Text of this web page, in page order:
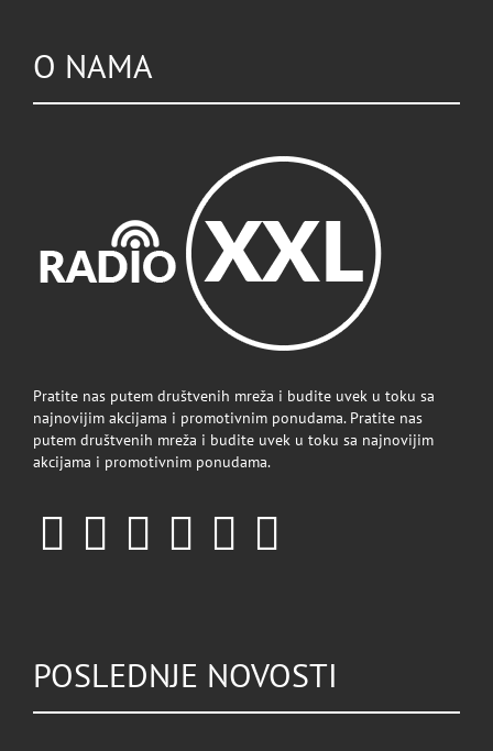
O NAMA
Pratite nas putem društvenih mreža i budite uvek u toku sa
najnovijim akcijama i promotivnim ponudama. Pratite nas
putem društvenih mreža i budite uvek u toku sa najnovijim
akcijama i promotivnim ponudama.
POSLEDNJE NOVOSTI